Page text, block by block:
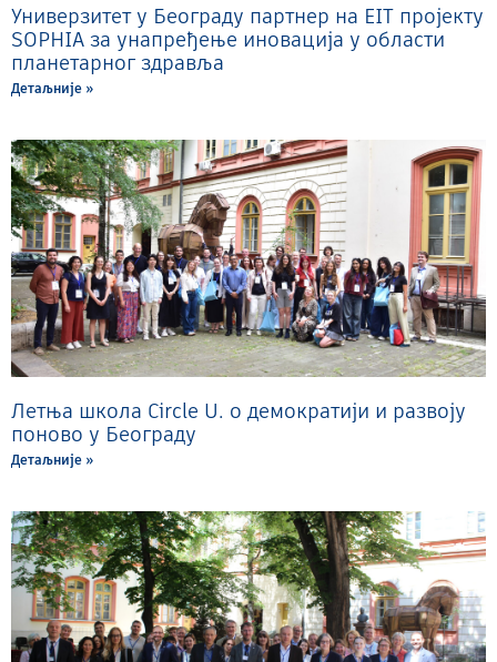
Универзитет у Београду партнер на EIT пројекту
SOPHIA за унапређење иновација у области
планетарног здравља
Детаљније »
Летња школа Circle U. о демократији и развоју
поново у Београду
Детаљније »